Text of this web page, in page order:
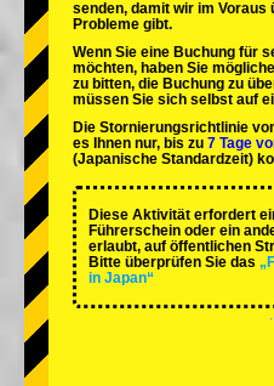
senden, damit wir im Voraus
Probleme gibt.
Wenn Sie eine Buchung für
möchten, haben Sie
zu bitten, die Buchung zu
müssen Sie sich selbst auf
Die Stornierungsrichtlinie
es Ihnen nur, bis zu 7 Tage
(Japanische Standardzeit)
Diese Aktivität erfordert
Führerschein oder ein
erlaubt, auf öffentlichen
Bitte überprüfen Sie das
in Japan“